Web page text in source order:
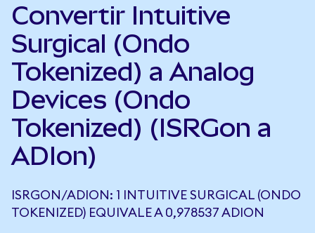
Convertir Intuitive
Surgical (Ondo
Tokenized) a Analog
Devices (Ondo
Tokenized) (ISRGon a
ADIon)
ISRGON/ADION: 1 INTUITIVE SURGICAL (ONDO
TOKENIZED) EQUIVALE A 0,978537 ADION